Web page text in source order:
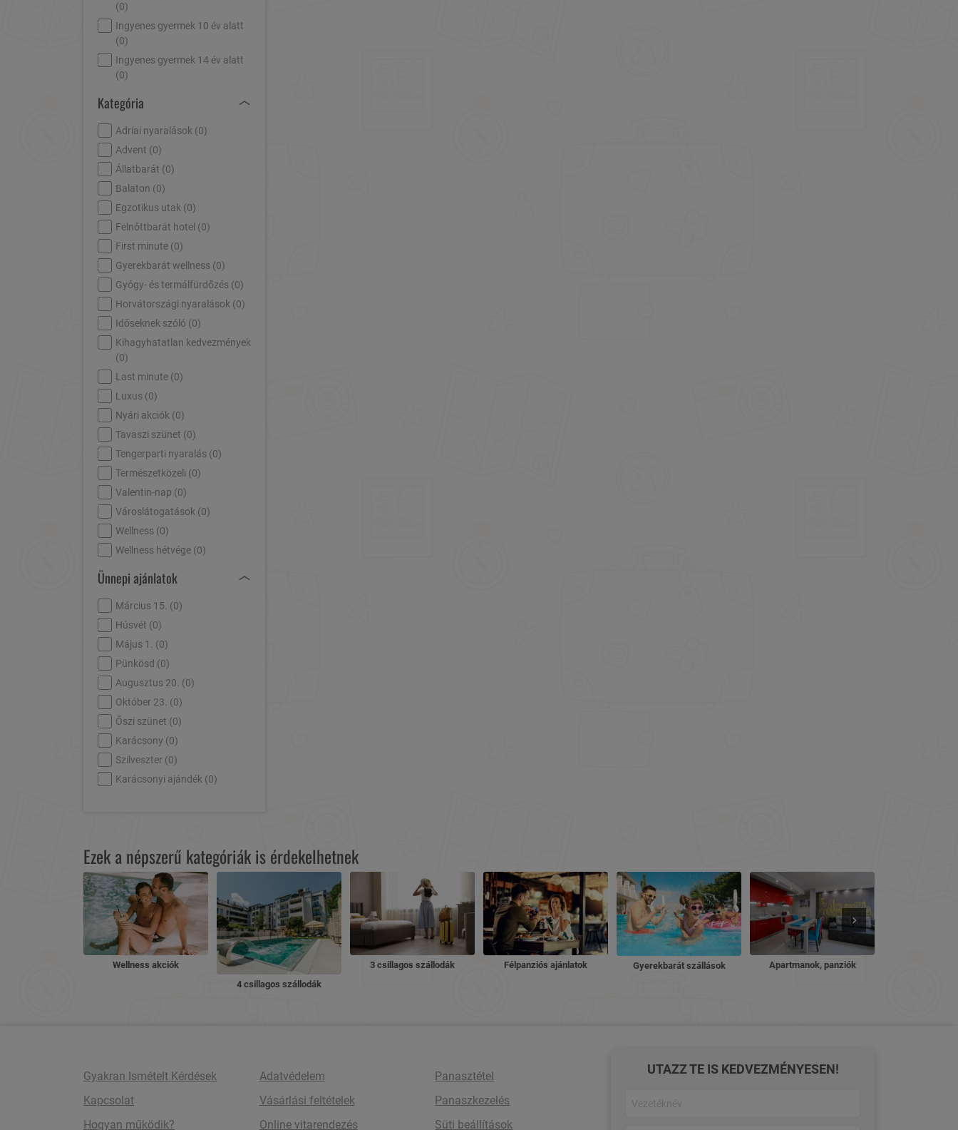
(0)
Ingyenes gyermek 10 év alatt
(0)
Ingyenes gyermek 14 év alatt
(0)
Kategória
Adriai nyaralások (0)
Advent (0)
Állatbarát (0)
Balaton (0)
Egzotikus utak (0)
Felnőttbarát hotel (0)
First minute (0)
Gyerekbarát wellness (0)
Gyógy- és termálfürdőzés (0)
Horvátországi nyaralások (0)
Időseknek szóló (0)
Kihagyhatatlan kedvezmények
(0)
Last minute (0)
Luxus (0)
Nyári akciók (0)
Tavaszi szünet (0)
Tengerparti nyaralás (0)
Természetközeli (0)
Valentin-nap (0)
Városlátogatások (0)
Wellness (0)
Wellness hétvége (0)
Ünnepi ajánlatok
Március 15. (0)
Húsvét (0)
Május 1. (0)
Pünkösd (0)
Augusztus 20. (0)
Október 23. (0)
Őszi szünet (0)
Karácsony (0)
Szilveszter (0)
Karácsonyi ajándék (0)
Ezek a népszerű kategóriák is érdekelhetnek
Wellness akciók
4 csillagos szállodák
3 csillagos szállodák Félpanziós ajánlatok Gyerekbarát szállások Apartmanok, panziók
Gyakran Ismételt Kérdések
Kapcsolat
Hogyan működik?
Adatvédelem
Vásárlási feltételek
Online vitarendezés
Panasztétel
Panaszkezelés
Süti beállítások
UTAZZ TE IS KEDVEZMÉNYESEN!